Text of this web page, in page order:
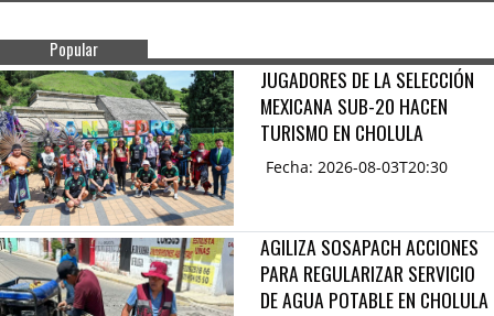
Popular
JUGADORES DE LA SELECCIÓN
MEXICANA SUB-20 HACEN
TURISMO EN CHOLULA
Fecha: 2026-08-03T20:30
AGILIZA SOSAPACH ACCIONES
PARA REGULARIZAR SERVICIO
DE AGUA POTABLE EN CHOLULA